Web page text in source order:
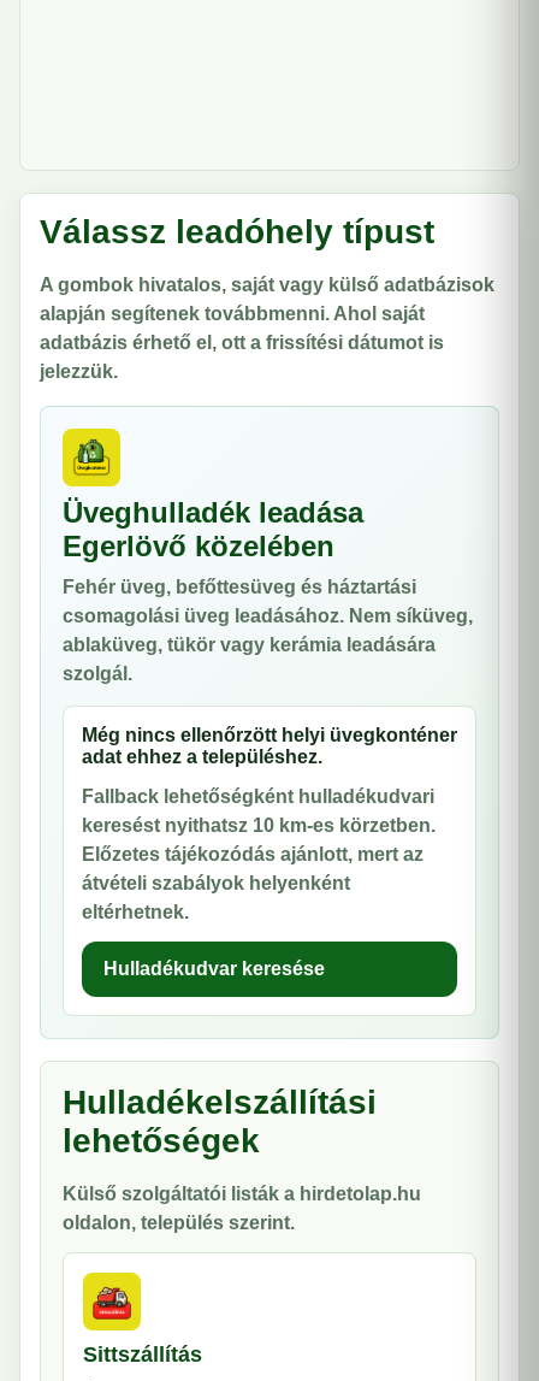
Válassz leadóhely típust
A gombok hivatalos, saját vagy külső adatbázisok
alapján segítenek továbbmenni. Ahol saját
adatbázis érhető el, ott a frissítési dátumot is
jelezzük.
Üveghulladék leadása
Egerlövő közelében
Fehér üveg, befőttesüveg és háztartási
csomagolási üveg leadásához. Nem síküveg,
ablaküveg, tükör vagy kerámia leadására
szolgál.
Még nincs ellenőrzött helyi üvegkonténer
adat ehhez a településhez.
Fallback lehetőségként hulladékudvari
keresést nyithatsz 10 km-es körzetben.
Előzetes tájékozódás ajánlott, mert az
átvételi szabályok helyenként
eltérhetnek.
Hulladékudvar keresése
Hulladékelszállítási
lehetőségek
Külső szolgáltatói listák a hirdetolap.hu
oldalon, település szerint.
Sittszállítás